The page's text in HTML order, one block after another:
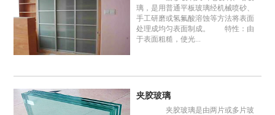
璃，是用普通平板玻璃经机械喷砂、
手工研磨或氢氟酸溶蚀等方法将表面
处理成均匀表面制成。 特性：由
于表面粗糙，使光...
夹胶玻璃
夹胶玻璃是由两片或多片玻